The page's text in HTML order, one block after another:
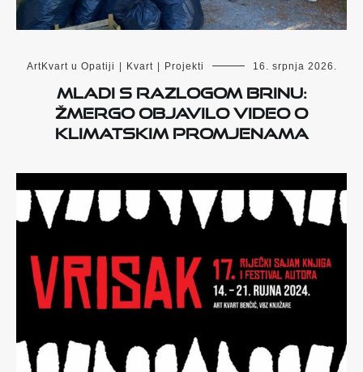
ArtKvart u Opatiji Kvart Projekti 16. srpnja 2026.
Mladi s razlogom brinu:
Žmergo objavilo video o
klimatskim promjenama